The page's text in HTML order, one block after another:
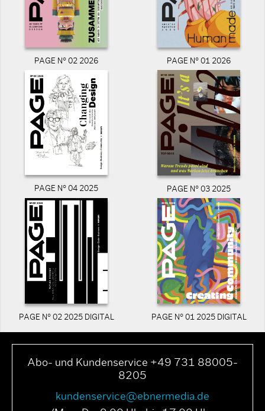
PAGE N° 02 2026 PAGE N° 01 2026
PAGE N° 04 2025 PAGE N° 03 2025
PAGE N° 02 2025 DIGITAL PAGE N° 01 2025 DIGITAL
Abo- und Kundenservice +49 731 88005-
8205
kundenservice@ebnermedia.de